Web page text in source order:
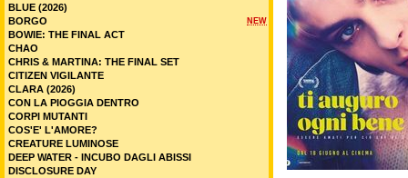
BLUE (2026)
NEW
BORGO
BOWIE: THE FINAL ACT
CHAO
CHRIS & MARTINA: THE FINAL SET
CITIZEN VIGILANTE
CLARA (2026)
CON LA PIOGGIA DENTRO
CORPI MUTANTI
COS'E' L'AMORE?
CREATURE LUMINOSE
DEEP WATER - INCUBO DAGLI ABISSI
DISCLOSURE DAY